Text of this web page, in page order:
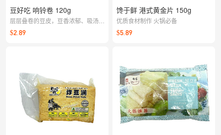
豆好吃 响铃卷 120g
层层叠卷的豆皮，豆香浓郁、吸汤带
味。火锅、麻辣烫、关东煮都适配
$2.89
馋于鲜 港式黄金片 150g
优质食材制作 火锅必备
$5.89